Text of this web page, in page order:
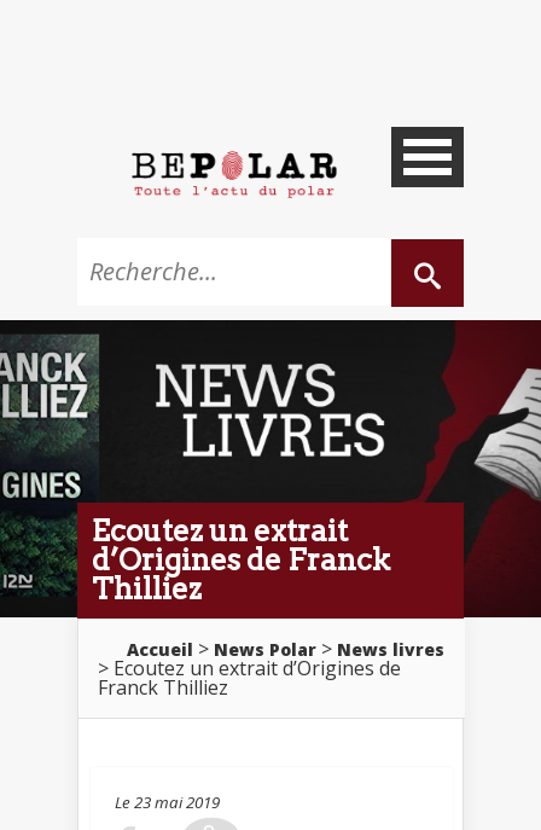
Ecoutez un extrait
d’Origines de Franck
Thilliez
Accueil > News Polar > News livres
> Ecoutez un extrait d’Origines de
Franck Thilliez
Le 23 mai 2019